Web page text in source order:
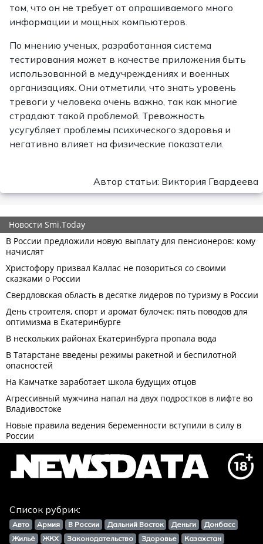
том, что он не требует от опрашиваемого много
информации и мощных компьютеров.
По мнению ученых, разработанная система
тестирования может в качестве приложения быть
использованной в медучреждениях и военных
организациях. Они отметили, что знать уровень
тревоги у человека очень важно, так как многие
страдают такой проблемой. Тревожность
усугубляет проблемы психического здоровья и
негативно влияет на физические показатели.
Автор статьи: Виктория Гвардеева
Список рубрик:
Авто Армия В России Дальний Восток Деньги
Донбасс
Жильё
ЖКХ Законодательство Здоровье Казахстан